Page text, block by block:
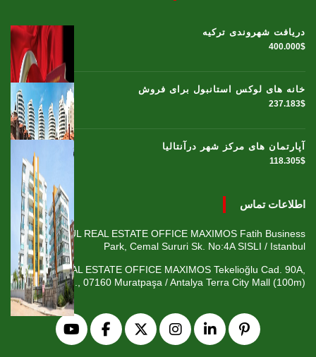
دریافت شهروندی ترکیه
400.000$
خانه های لوکس استانبول برای فروش
237.183$
آپارتمان های مرکز شهر درآنتالیا
118.305$
اطلاعات تماس
ISTANBUL REAL ESTATE OFFICE MAXIMOS Fatih Business
Park, Cemal Sururi Sk. No:4A SISLI / Istanbul
ANTALYA REAL ESTATE OFFICE MAXIMOS Tekelioğlu Cad. 90A,
Fener Mah., 07160 Muratpaşa / Antalya Terra City Mall (100m)